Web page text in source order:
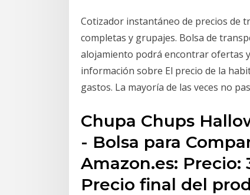
Cotizador instantáneo de precios de
completas y grupajes. Bolsa de
alojamiento podrá encontrar ofertas
información sobre El precio de la
gastos. La mayoría de las veces no
Chupa Chups
- Bolsa para
Amazon.es: Precio:
Precio final del